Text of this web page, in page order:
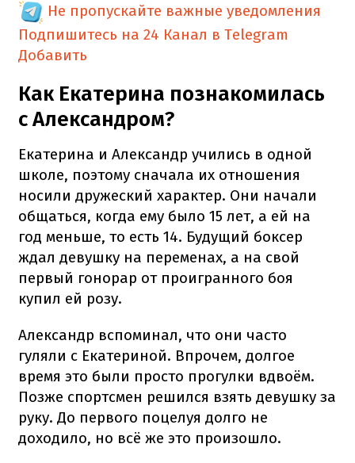
Не пропускайте важные уведомления
Подпишитесь на 24 Канал в Telegram
Добавить
Как Екатерина познакомилась
с Александром?
Екатерина и Александр учились в одной
школе, поэтому сначала их отношения
носили дружеский характер. Они начали
общаться, когда ему было 15 лет, а ей на
год меньше, то есть 14. Будущий боксер
ждал девушку на переменах, а на свой
первый гонорар от проигранного боя
купил ей розу.
Александр вспоминал, что они часто
гуляли с Екатериной. Впрочем, долгое
время это были просто прогулки вдвоём.
Позже спортсмен решился взять девушку за
руку. До первого поцелуя долго не
доходило, но всё же это произошло.